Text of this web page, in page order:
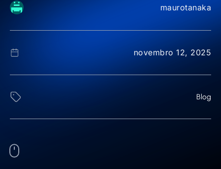
maurotanaka
novembro 12, 2025
Blog